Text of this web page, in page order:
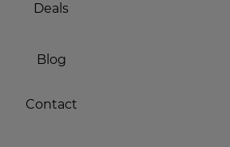
Deals
Blog
Contact